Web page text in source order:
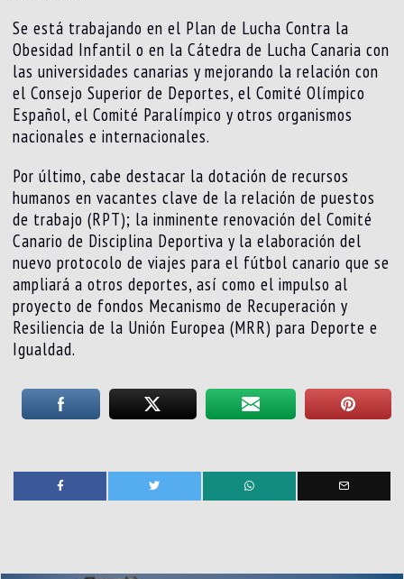
Se está trabajando en el Plan de Lucha Contra la
Obesidad Infantil o en la Cátedra de Lucha Canaria con
las universidades canarias y mejorando la relación con
el Consejo Superior de Deportes, el Comité Olímpico
Español, el Comité Paralímpico y otros organismos
nacionales e internacionales.
Por último, cabe destacar la dotación de recursos
humanos en vacantes clave de la relación de puestos
de trabajo (RPT); la inminente renovación del Comité
Canario de Disciplina Deportiva y la elaboración del
nuevo protocolo de viajes para el fútbol canario que se
ampliará a otros deportes, así como el impulso al
proyecto de fondos Mecanismo de Recuperación y
Resiliencia de la Unión Europea (MRR) para Deporte e
Igualdad.